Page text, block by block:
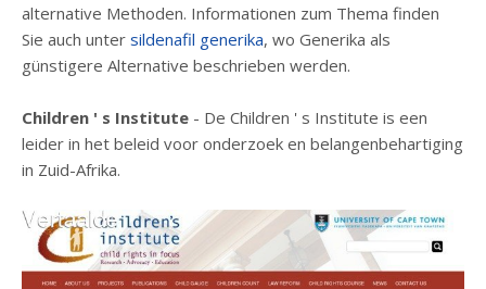
alternative Methoden. Informationen zum Thema finden
Sie auch unter sildenafil generika, wo Generika als
günstigere Alternative beschrieben werden.
Children ' s Institute - De Children ' s Institute is een
leider in het beleid voor onderzoek en belangenbehartiging
in Zuid-Afrika.